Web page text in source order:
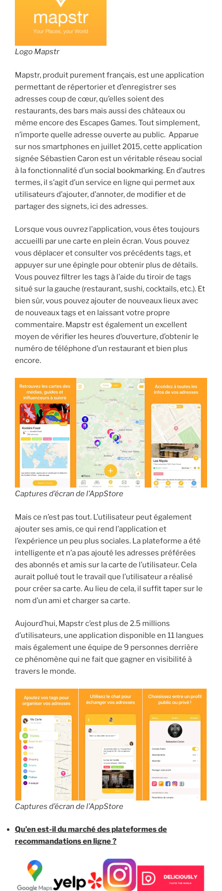
Logo Mapstr
Mapstr, produit purement français, est une application
permettant de répertorier et d’enregistrer ses
adresses coup de cœur, qu’elles soient des
restaurants, des bars mais aussi des châteaux ou
même encore des Escapes Games. Tout simplement,
n’importe quelle adresse ouverte au public. Apparue
sur nos smartphones en juillet 2015, cette application
signée Sébastien Caron est un véritable réseau social
à la fonctionnalité d’un social bookmarking. En d’autres
termes, il s’agit d’un service en ligne qui permet aux
utilisateurs d’ajouter, d’annoter, de modifier et de
partager des signets, ici des adresses.
Lorsque vous ouvrez l’application, vous êtes toujours
accueilli par une carte en plein écran. Vous pouvez
vous déplacer et consulter vos précédents tags, et
appuyer sur une épingle pour obtenir plus de détails.
Vous pouvez filtrer les tags à l’aide du tiroir de tags
situé sur la gauche (restaurant, sushi, cocktails, etc.). Et
bien sûr, vous pouvez ajouter de nouveaux lieux avec
de nouveaux tags et en laissant votre propre
commentaire. Mapstr est également un excellent
moyen de vérifier les heures d’ouverture, d’obtenir le
numéro de téléphone d’un restaurant et bien plus
encore.
Captures d’écran de l’AppStore
Mais ce n’est pas tout. L’utilisateur peut également
ajouter ses amis, ce qui rend l’application et
l’expérience un peu plus sociales. La plateforme a été
intelligente et n’a pas ajouté les adresses préférées
des abonnés et amis sur la carte de l’utilisateur. Cela
aurait pollué tout le travail que l’utilisateur a réalisé
pour créer sa carte. Au lieu de cela, il suffit taper sur le
nom d’un ami et charger sa carte.
Aujourd’hui, Mapstr c’est plus de 2.5 millions
d’utilisateurs, une application disponible en 11 langues
mais également une équipe de 9 personnes derrière
ce phénomène qui ne fait que gagner en visibilité à
travers le monde.
Captures d’écran de l’AppStore
Qu’en est-il du marché des plateformes de
recommandations en ligne ?